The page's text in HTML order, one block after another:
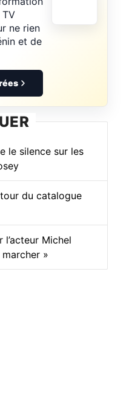
ne rien
et de
le silence sur les
du catalogue
l’acteur Michel
»